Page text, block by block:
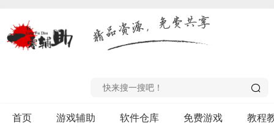
首页 游戏辅助 软件仓库 免费游戏 教程